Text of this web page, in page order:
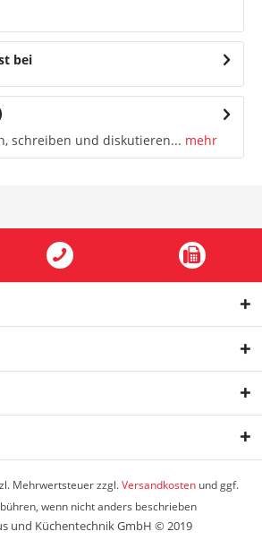
bei
schreiben und diskutieren... mehr
Mehrwertsteuer zzgl.Versandkosten und ggf.
wenn nicht anders beschrieben
und Küchentechnik GmbH © 2019